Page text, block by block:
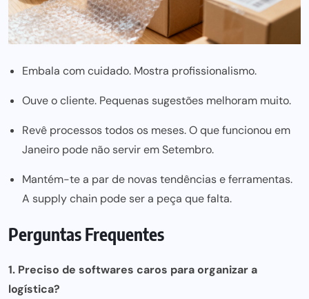
Embala com cuidado. Mostra profissionalismo.
Ouve o cliente. Pequenas sugestões melhoram muito.
Revê processos todos os meses. O que funcionou em
Janeiro pode não servir em Setembro.
Mantém-te a par de novas tendências e ferramentas.
A supply chain pode ser a peça que falta.
Perguntas Frequentes
1. Preciso de softwares caros para organizar a
logística?